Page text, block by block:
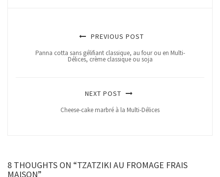
PREVIOUS POST
Panna cotta sans gélifiant classique, au four ou en Multi-
Délices, crème classique ou soja
NEXT POST
Cheese-cake marbré à la Multi-Délices
8 THOUGHTS ON “TZATZIKI AU FROMAGE FRAIS
MAISON”